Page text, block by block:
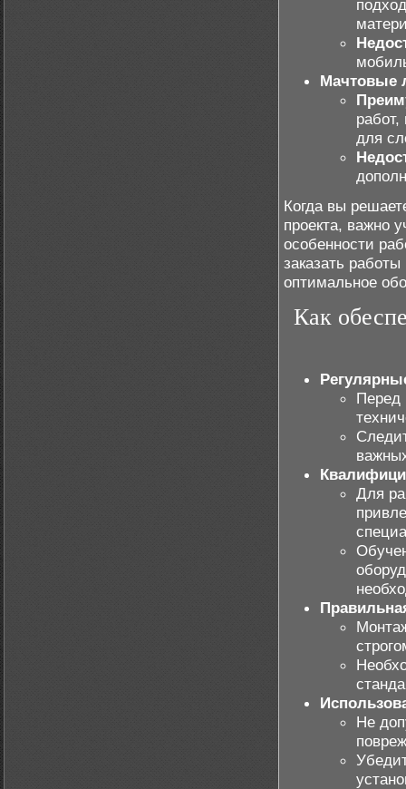
Мачтовые
для
Когда вы
проекта, важно
особенности
заказать
оптимальное
Как
Перед
Для
Не